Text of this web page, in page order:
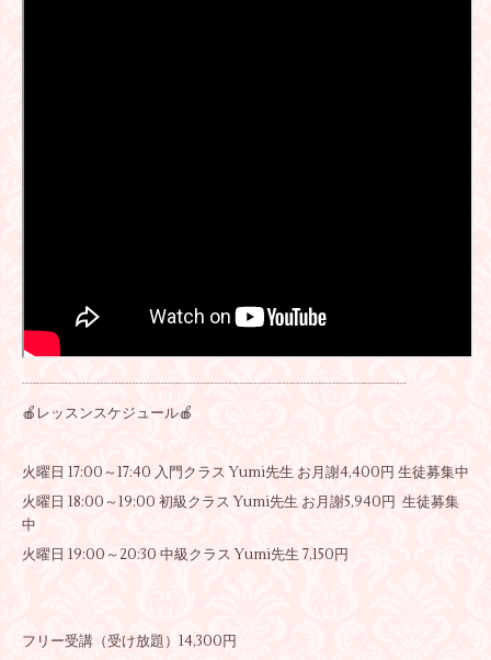
┈┈┈┈┈┈┈┈┈┈┈┈┈┈┈┈┈┈┈┈┈┈┈┈┈┈┈
🍎レッスンスケジュール🍎
火曜日 17:00～17:40 入門クラス Yumi先生 お月謝4,400円 生徒募集中
火曜日 18:00～19:00 初級クラス Yumi先生 お月謝5,940円 生徒募集
中
火曜日 19:00～20:30 中級クラス Yumi先生 7,150円
フリー受講（受け放題）14,300円